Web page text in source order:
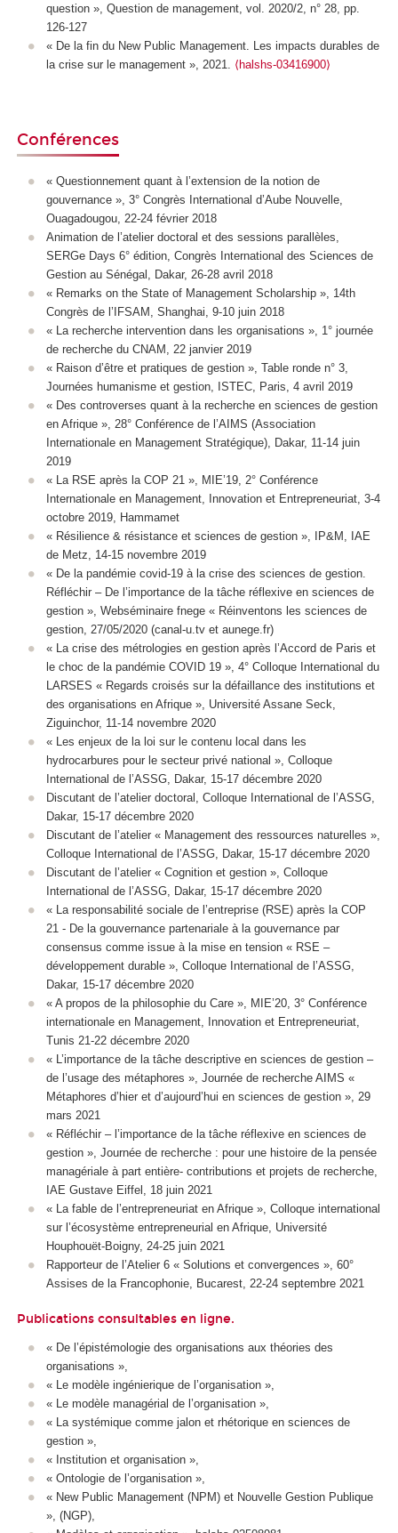
question », Question de management, vol. 2020/2, n° 28, pp.
126-127
« De la fin du New Public Management. Les impacts durables de
la crise sur le management », 2021. ⟨halshs-03416900⟩
Conférences
« Questionnement quant à l’extension de la notion de
gouvernance », 3° Congrès International d’Aube Nouvelle,
Ouagadougou, 22-24 février 2018
Animation de l’atelier doctoral et des sessions parallèles,
SERGe Days 6° édition, Congrès International des Sciences de
Gestion au Sénégal, Dakar, 26-28 avril 2018
« Remarks on the State of Management Scholarship », 14th
Congrès de l’IFSAM, Shanghai, 9-10 juin 2018
« La recherche intervention dans les organisations », 1° journée
de recherche du CNAM, 22 janvier 2019
« Raison d’être et pratiques de gestion », Table ronde n° 3,
Journées humanisme et gestion, ISTEC, Paris, 4 avril 2019
« Des controverses quant à la recherche en sciences de gestion
en Afrique », 28° Conférence de l’AIMS (Association
Internationale en Management Stratégique), Dakar, 11-14 juin
2019
« La RSE après la COP 21 », MIE’19, 2° Conférence
Internationale en Management, Innovation et Entrepreneuriat, 3-4
octobre 2019, Hammamet
« Résilience & résistance et sciences de gestion », IP&M, IAE
de Metz, 14-15 novembre 2019
« De la pandémie covid-19 à la crise des sciences de gestion.
Réfléchir – De l’importance de la tâche réflexive en sciences de
gestion », Webséminaire fnege « Réinventons les sciences de
gestion, 27/05/2020 (canal-u.tv et aunege.fr)
« La crise des métrologies en gestion après l’Accord de Paris et
le choc de la pandémie COVID 19 », 4° Colloque International du
LARSES « Regards croisés sur la défaillance des institutions et
des organisations en Afrique », Université Assane Seck,
Ziguinchor, 11-14 novembre 2020
« Les enjeux de la loi sur le contenu local dans les
hydrocarbures pour le secteur privé national », Colloque
International de l’ASSG, Dakar, 15-17 décembre 2020
Discutant de l’atelier doctoral, Colloque International de l’ASSG,
Dakar, 15-17 décembre 2020
Discutant de l’atelier « Management des ressources naturelles »,
Colloque International de l’ASSG, Dakar, 15-17 décembre 2020
Discutant de l’atelier « Cognition et gestion », Colloque
International de l’ASSG, Dakar, 15-17 décembre 2020
« La responsabilité sociale de l’entreprise (RSE) après la COP
21 - De la gouvernance partenariale à la gouvernance par
consensus comme issue à la mise en tension « RSE –
développement durable », Colloque International de l’ASSG,
Dakar, 15-17 décembre 2020
« A propos de la philosophie du Care », MIE’20, 3° Conférence
internationale en Management, Innovation et Entrepreneuriat,
Tunis 21-22 décembre 2020
« L’importance de la tâche descriptive en sciences de gestion –
de l’usage des métaphores », Journée de recherche AIMS «
Métaphores d’hier et d’aujourd’hui en sciences de gestion », 29
mars 2021
« Réfléchir – l’importance de la tâche réflexive en sciences de
gestion », Journée de recherche : pour une histoire de la pensée
managériale à part entière- contributions et projets de recherche,
IAE Gustave Eiffel, 18 juin 2021
« La fable de l’entrepreneuriat en Afrique », Colloque international
sur l’écosystème entrepreneurial en Afrique, Université
Houphouët-Boigny, 24-25 juin 2021
Rapporteur de l’Atelier 6 « Solutions et convergences », 60°
Assises de la Francophonie, Bucarest, 22-24 septembre 2021
Publications consultables en ligne.
« De l’épistémologie des organisations aux théories des
organisations »,
« Le modèle ingénierique de l’organisation »,
« Le modèle managérial de l’organisation »,
« La systémique comme jalon et rhétorique en sciences de
gestion »,
« Institution et organisation »,
« Ontologie de l’organisation »,
« New Public Management (NPM) et Nouvelle Gestion Publique
», (NGP),